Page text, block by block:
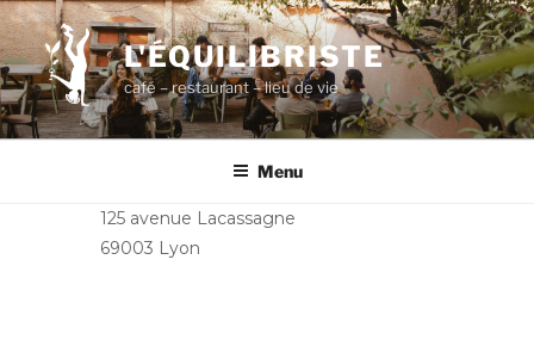
Aller
au
contenu
principal
L'ÉQUILIBRISTE
café – restaurant – lieu de vie
Menu
125 avenue Lacassagne
69003 Lyon